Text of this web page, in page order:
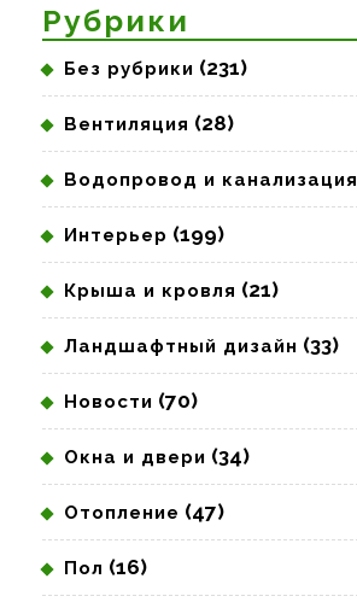
Рубрики
Без рубрики (231)
Вентиляция (28)
Водопровод и канализация
Интерьер (199)
Крыша и кровля (21)
Ландшафтный дизайн (33)
Новости (70)
Окна и двери (34)
Отопление (47)
Пол (16)